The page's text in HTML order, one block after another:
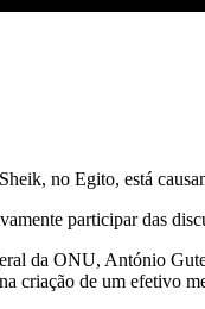
no Egito, está
participar das
da ONU, António
criação de um efetivo